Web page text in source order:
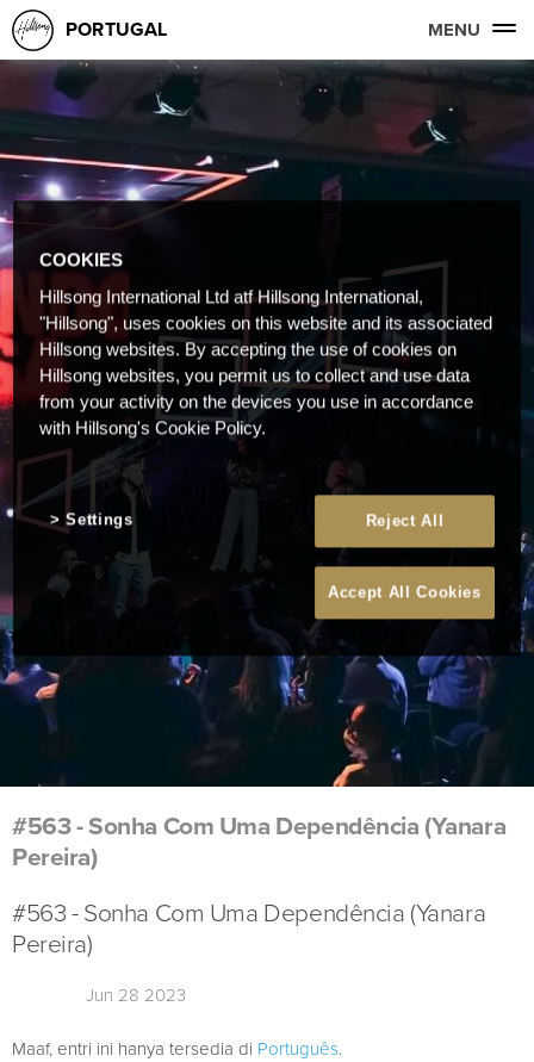
PORTUGAL MENU
#563 - Sonha Com Uma Dependência (Yanara
Pereira)
#563 - Sonha Com Uma Dependência (Yanara
Pereira)
Jun 28 2023
Maaf, entri ini hanya tersedia di Português.
COOKIES
Hillsong International Ltd atf Hillsong International,
"Hillsong", uses cookies on this website and its associated
Hillsong websites. By accepting the use of cookies on
Hillsong websites, you permit us to collect and use data
from your activity on the devices you use in accordance
with Hillsong's Cookie Policy.
Reject All
Accept All Cookies
Settings